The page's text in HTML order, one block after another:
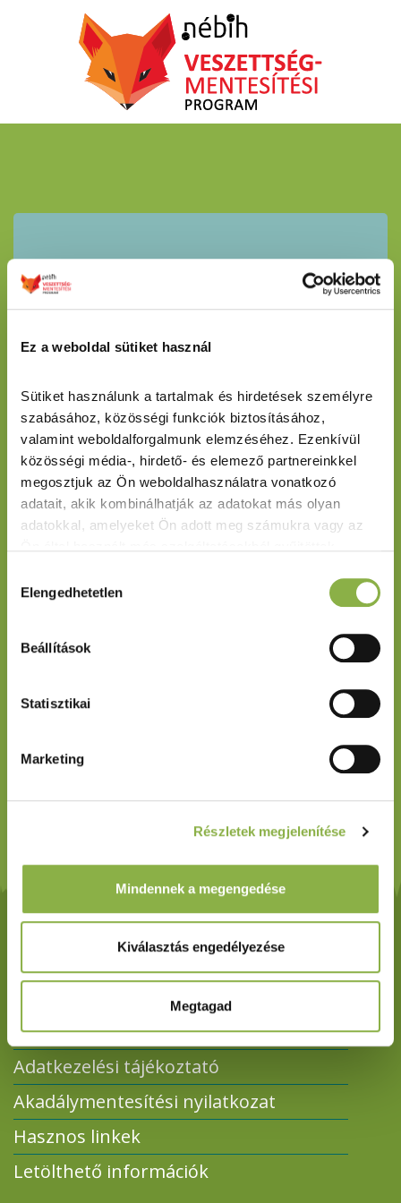
Ez a weboldal sütiket használ
Sütiket használunk a tartalmak és hirdetések személyre
szabásához, közösségi funkciók biztosításához,
valamint weboldalforgalmunk elemzéséhez. Ezenkívül
közösségi média-, hirdető- és elemező partnereinkkel
megosztjuk az Ön weboldalhasználatra vonatkozó
adatait, akik kombinálhatják az adatokat más olyan
adatokkal, amelyeket Ön adott meg számukra vagy az
Adatkezelési tájékoztató
kiválasztása
Elengedhetetlen
Beállítások
Statisztikai
Marketing
Részletek megjelenítése
Mindennek a megengedése
Kiválasztás engedélyezése
Megtagad
Hasznos linkek
Kedvtelésből tartott állatok utaztatásával
kapcsolatos információk:
http://portal.nebih.gov.hu/-/kedvtelesbol-tartott-
allatok-utaztatasara-vonatkozo-tajekoztato
https://maok.hu/ugyintezes/eu-kisallat-utlevelek
Ne habozz! 06 80 263 244
Impresszum
Adatkezelési tájékoztató
Akadálymentesítési nyilatkozat
Hasznos linkek
Letölthető információk